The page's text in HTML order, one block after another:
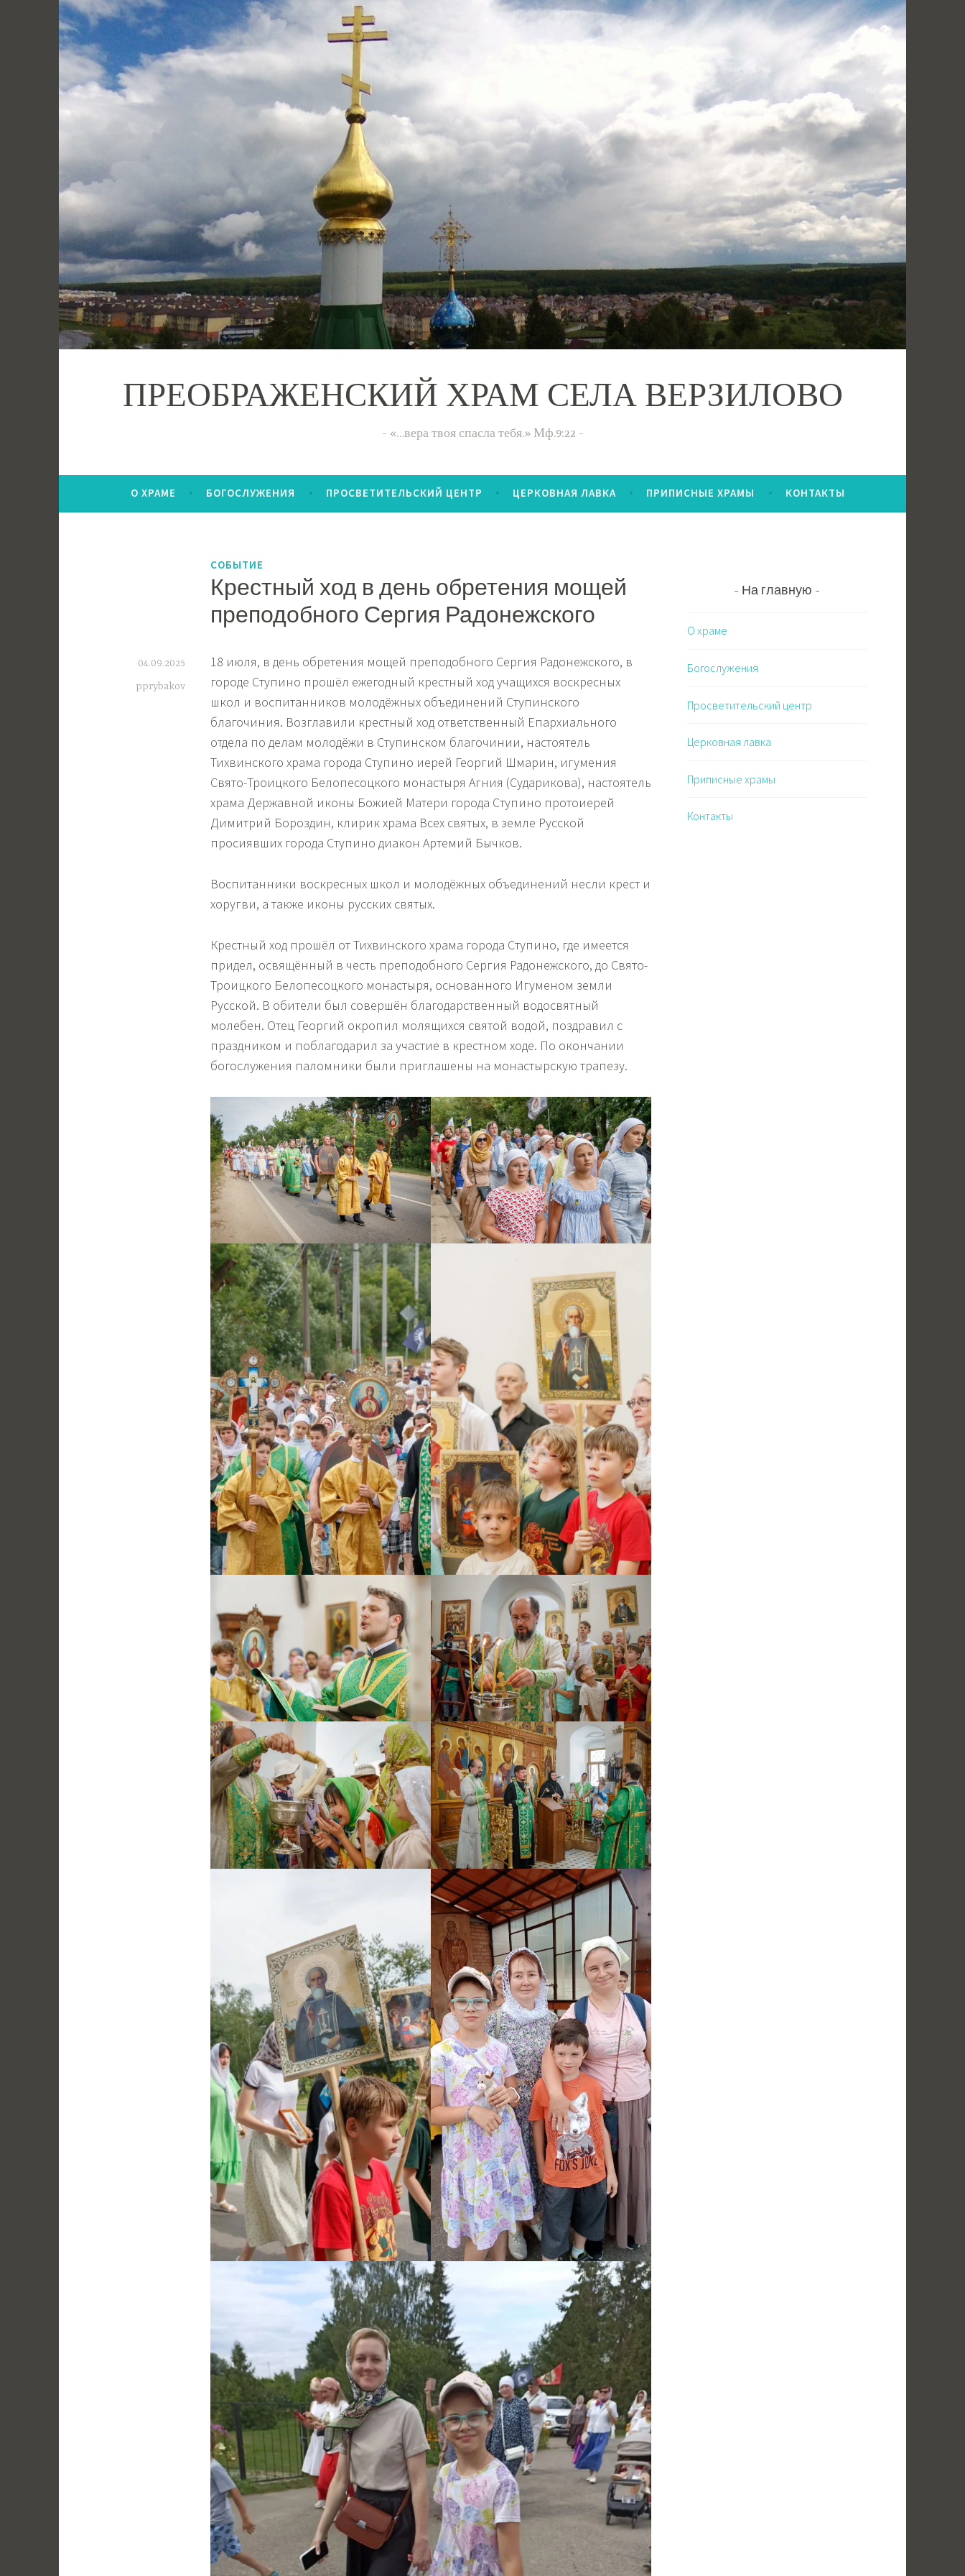
Перейти
к
содержимому
ПРЕОБРАЖЕНСКИЙ ХРАМ СЕЛА ВЕРЗИЛОВО
«…вера твоя спасла тебя.» Мф.9:22
О ХРАМЕ БОГОСЛУЖЕНИЯ ПРОСВЕТИТЕЛЬСКИЙ ЦЕНТР ЦЕРКОВНАЯ ЛАВКА ПРИПИСНЫЕ ХРАМЫ КОНТАКТЫ
СОБЫТИЕ
Крестный ход в день обретения мощей
преподобного Сергия Радонежского
04.09.2025
pprybakov
18 июля, в день обретения мощей преподобного Сергия Радонежского, в
городе Ступино прошёл ежегодный крестный ход учащихся воскресных
школ и воспитанников молодёжных объединений Ступинского
благочиния. Возглавили крестный ход ответственный Епархиального
отдела по делам молодёжи в Ступинском благочинии, настоятель
Тихвинского храма города Ступино иерей Георгий Шмарин, игумения
Свято-Троицкого Белопесоцкого монастыря Агния (Сударикова), настоятель
храма Державной иконы Божией Матери города Ступино протоиерей
Димитрий Бороздин, клирик храма Всех святых, в земле Русской
просиявших города Ступино диакон Артемий Бычков.
Воспитанники воскресных школ и молодёжных объединений несли крест и
хоругви, а также иконы русских святых.
Крестный ход прошёл от Тихвинского храма города Ступино, где имеется
придел, освящённый в честь преподобного Сергия Радонежского, до Свято-
Троицкого Белопесоцкого монастыря, основанного Игуменом земли
Русской. В обители был совершён благодарственный водосвятный
молебен. Отец Георгий окропил молящихся святой водой, поздравил с
праздником и поблагодарил за участие в крестном ходе. По окончании
богослужения паломники были приглашены на монастырскую трапезу.
На главную
О храме
Богослужения
Просветительский центр
Церковная лавка
Приписные храмы
Контакты